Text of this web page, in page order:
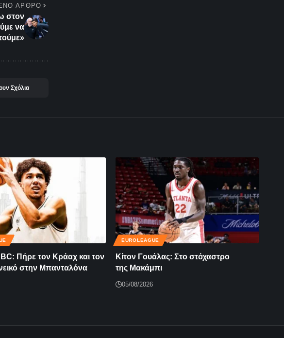
ΆΡΘΡΟ
στον
να
Σχόλια
Πήρε τον Κράαχ και τον
στην Μπανταλόνα
EUROLEAGUE
Κίτον Γουάλας: Στο στόχαστρο
της Μακάμπι
05/08/2026